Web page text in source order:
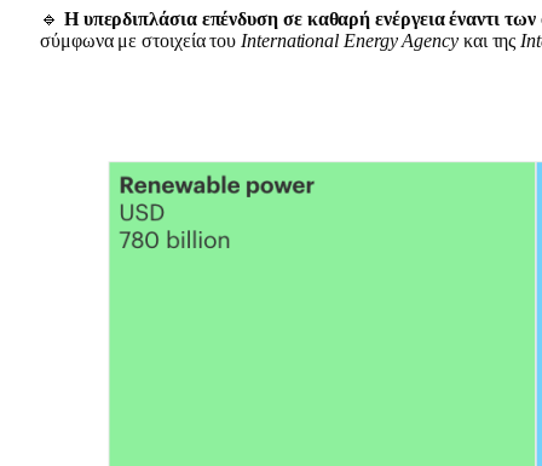
🔹 Η υπερδιπλάσια επένδυση σε καθαρή ενέργεια έναντι
σύμφωνα με στοιχεία του International Energy Agencyκαι της